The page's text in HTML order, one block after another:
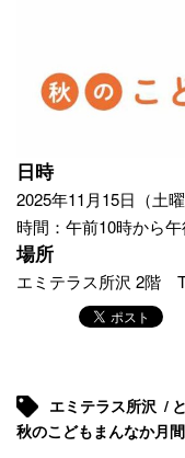
日時
2025年11月15日（土曜
時間：午前10時から
場所
エミテラス所沢 2階
エミテラス所沢
秋のこどもまんなか月間